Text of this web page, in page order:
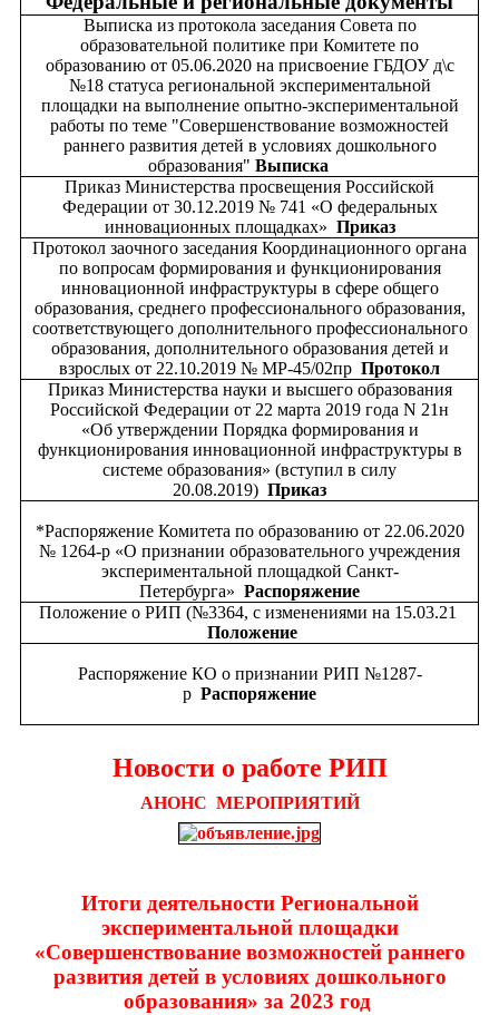
Выписка из протокола заседания Совета по
образовательной политике при Комитете по
образованию от 05.06.2020 на присвоение ГБДОУ д\с
№18 статуса региональной экспериментальной
площадки на выполнение опытно-экспериментальной
работы по теме "Совершенствование возможностей
раннего развития детей в условиях дошкольного
образования" Выписка
Приказ Министерства просвещения Российской
Федерации от 30.12.2019 № 741 «О федеральных
инновационных площадках» Приказ
Протокол заочного заседания Координационного органа
по вопросам формирования и функционирования
инновационной инфраструктуры в сфере общего
образования, среднего профессионального образования,
соответствующего дополнительного профессионального
образования, дополнительного образования детей и
взрослых от 22.10.2019 № МР-45/02пр Протокол
Приказ Министерства науки и высшего образования
Российской Федерации от 22 марта 2019 года N 21н
«Об утверждении Порядка формирования и
функционирования инновационной инфраструктуры в
системе образования» (вступил в силу
20.08.2019) Приказ
*Распоряжение Комитета по образованию от 22.06.2020
№ 1264-р «О признании образовательного учреждения
экспериментальной площадкой Санкт-
Петербурга» Распоряжение
Положение о РИП (№3364, с изменениями на 15.03.21
Положение
Распоряжение КО о признании РИП №1287-
р Распоряжение
Новости о работе РИП
АНОНС МЕРОПРИЯТИЙ
Итоги деятельности Региональной
экспериментальной площадки
«Совершенствование возможностей раннего
развития детей в условиях дошкольного
образования» за 2023 год